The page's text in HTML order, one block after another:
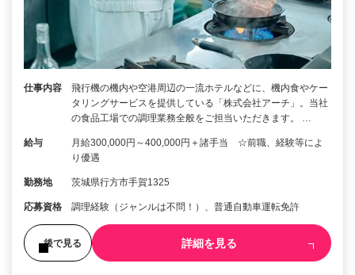
仕事内容
飛行機の機内や空港周辺の一流ホテルなどに、機内食やケー
タリングサービスを提供している「株式会社アーチ」。当社
の食品工場での調理業務全般をご担当いただきます。 …
給与
月給300,000円～400,000円＋諸手当 ☆前職、経験等によ
り優遇
勤務地 茨城県行方市手賀1325
応募資格 調理経験（ジャンルは不問！）、普通自動車運転免許
後で見る 詳細を見る